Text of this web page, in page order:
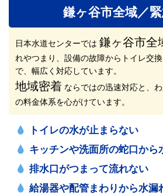
鎌ヶ谷市全域／
日本水道センターでは 鎌ヶ谷市全
れやつまり、設備の故障からトイレ交
で、幅広く対応しています。
地域密着ならではの迅速対応と、
の料金体系を心がけています。
トイレの水が止まらない
キッチンや洗面所の蛇口から
排水口がつまって流れない
給湯器や配管まわりから水漏